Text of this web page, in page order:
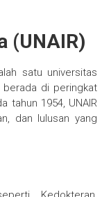
(UNAIR)
satu universitas
di peringkat
tahun 1954, UNAIR
dan lulusan yang